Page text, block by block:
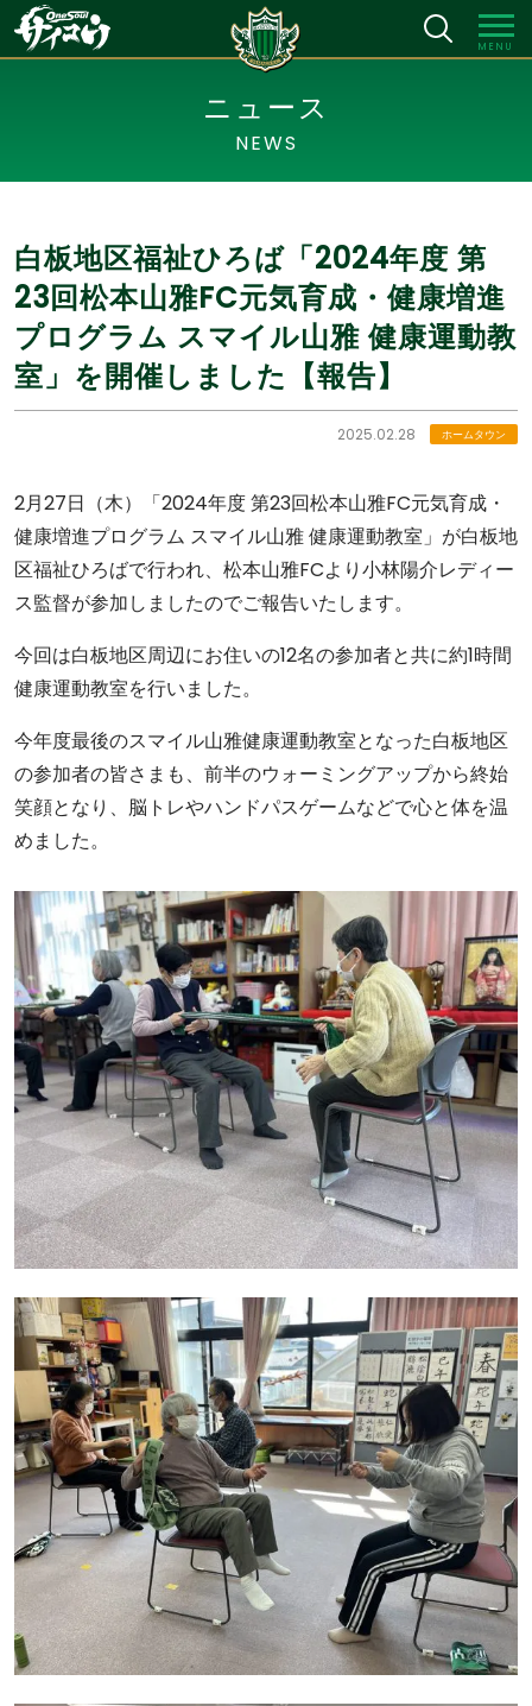
MENU
ニュース
NEWS
白板地区福祉ひろば「2024年度 第
23回松本山雅FC元気育成・健康増進
プログラム スマイル山雅 健康運動教
室」を開催しました【報告】
2025.02.28 ホームタウン
2月27日（木）「2024年度 第23回松本山雅FC元気育成・
健康増進プログラム スマイル山雅 健康運動教室」が白板地
区福祉ひろばで行われ、松本山雅FCより小林陽介レディー
ス監督が参加しましたのでご報告いたします。
今回は白板地区周辺にお住いの12名の参加者と共に約1時間
健康運動教室を行いました。
今年度最後のスマイル山雅健康運動教室となった白板地区
の参加者の皆さまも、前半のウォーミングアップから終始
笑顔となり、脳トレやハンドパスゲームなどで心と体を温
めました。